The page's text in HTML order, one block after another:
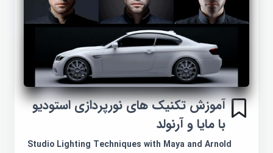
آموزش تکنیک های نورپردازی استودیو
با مایا و آرنولد
Studio Lighting Techniques with Maya and Arnold